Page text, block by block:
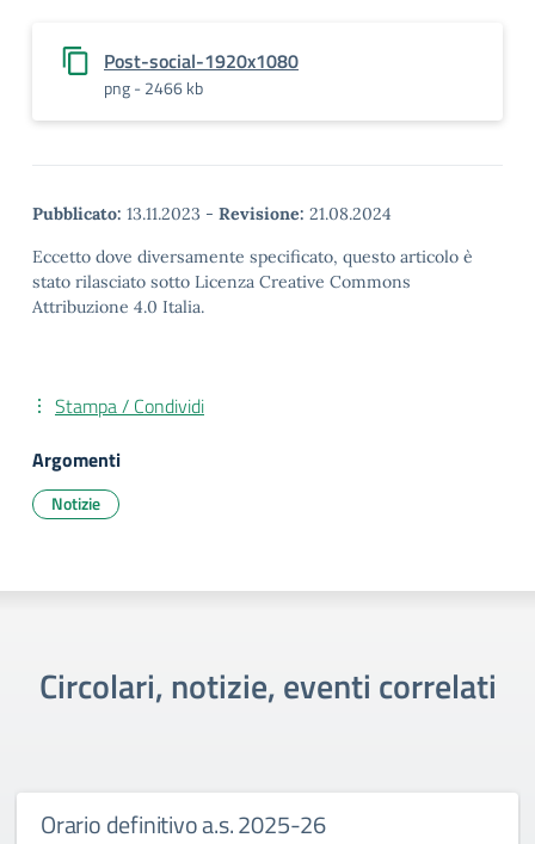
Post-social-1920x1080
png - 2466 kb
Pubblicato: 13.11.2023 - Revisione: 21.08.2024
Eccetto dove diversamente specificato, questo articolo è
stato rilasciato sotto Licenza Creative Commons
Attribuzione 4.0 Italia.
Stampa / Condividi
Argomenti
Notizie
Circolari, notizie, eventi correlati
Orario definitivo a.s. 2025-26